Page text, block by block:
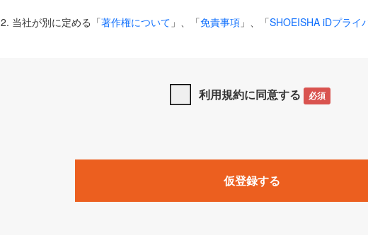
2. 当社が別に定める「著作権について 」、「免責事項 」、「SHOEISHA iDプライ
は、本規約の規定が優先して適用されるものとします。
1. 「本サービス」とは、当社が提供する以下のサービス（名称や内容が変更され
みます）及びこれらサービスに関連して当社が実施するイベントやキャンペーンを
「SEBook」「SEShop」「CodeZine」「MarkeZine」「EnterpriseZine」「
利用規約に同意する 必須
仮登録する